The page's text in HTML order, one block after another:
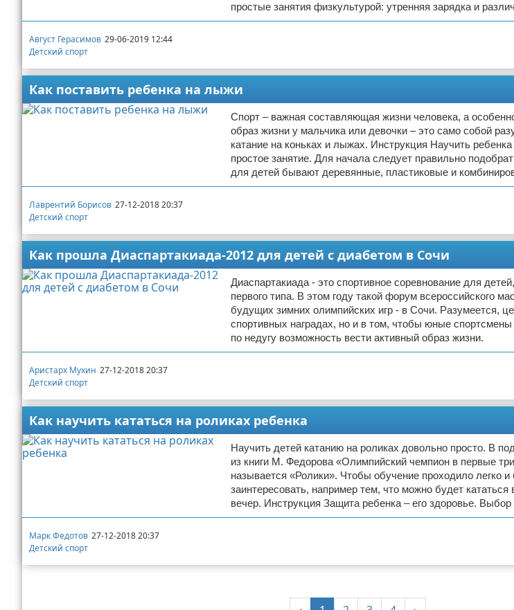
простые занятия физкультурой: утренняя зарядка и
Август Герасимов 29-06-2019 12:44
Детский спорт
Как поставить ребенка на лыжи
Спорт – важная составляющая жизни человека, а
образ жизни у мальчика или девочки – это само собой
катание на коньках и лыжах. Инструкция Научить
простое занятие. Для начала следует правильно
для детей бывают деревянные, пластиковые и
Лаврентий Борисов 27-12-2018 20:37
Детский спорт
Как прошла Диаспартакиада-2012 для детей с диабетом в Сочи
Диаспартакиада - это спортивное соревнование для
первого типа. В этом году такой форум всероссийского
будущих зимних олимпийских игр - в Сочи. Разумеется,
спортивных наградах, но и в том, чтобы юные
по недугу возможность вести активный образ жизни.
Аристарх Мухин 27-12-2018 20:37
Детский спорт
Как научить кататься на роликах ребенка
Научить детей катанию на роликах довольно просто. В
из книги М. Федорова «Олимпийский чемпион в первые
называется «Ролики». Чтобы обучение проходило легко
заинтересовать, например тем, что можно будет
вечер. Инструкция Защита ребенка – его здоровье.
Марк Федотов 27-12-2018 20:37
Детский спорт